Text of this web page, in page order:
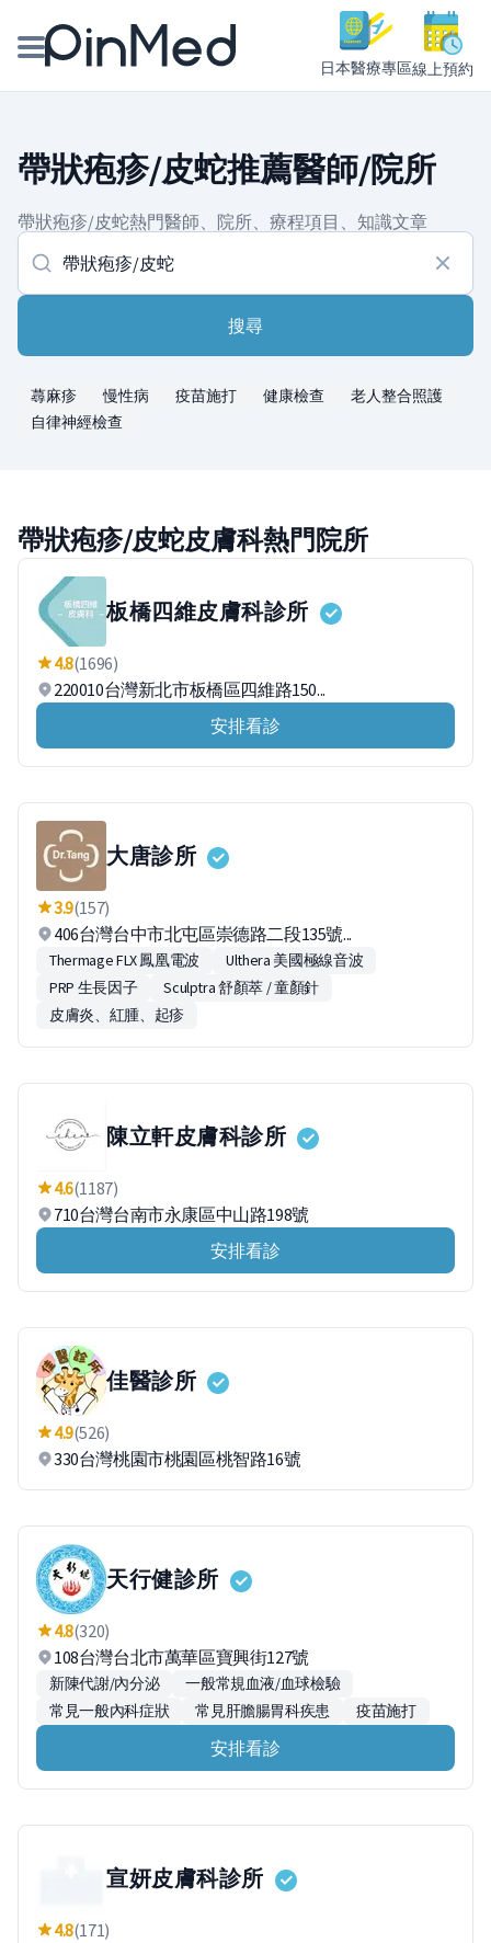
日本醫療專區線上預約
醫師專欄專訪
健康主題館
我是醫療人員
帶狀疱疹/皮蛇推薦醫師/院所
帶狀疱疹/皮蛇熱門醫師、院所、療程項目、知識文章
搜尋
蕁麻疹 慢性病 疫苗施打 健康檢查
老人整合照護
自律神經檢查
帶狀疱疹/皮蛇皮膚科熱門院所
板橋四維皮膚科診所
4.8(1696)
220010台灣新北市板橋區四維路150...
安排看診
大唐診所
3.9(157)
406台灣台中市北屯區崇德路二段135號...
Thermage FLX 鳳凰電波
Ulthera 美國極線音波
PRP 生長因子
Sculptra 舒顏萃 / 童顏針
皮膚炎、紅腫、起疹
陳立軒皮膚科診所
4.6(1187)
710台灣台南市永康區中山路198號
安排看診
佳醫診所
4.9(526)
330台灣桃園市桃園區桃智路16號
天行健診所
4.8(320)
108台灣台北市萬華區寶興街127號
新陳代謝/內分泌
一般常規血液/血球檢驗
常見一般內科症狀
常見肝膽腸胃科疾患 疫苗施打
安排看診
宣妍皮膚科診所
4.8(171)